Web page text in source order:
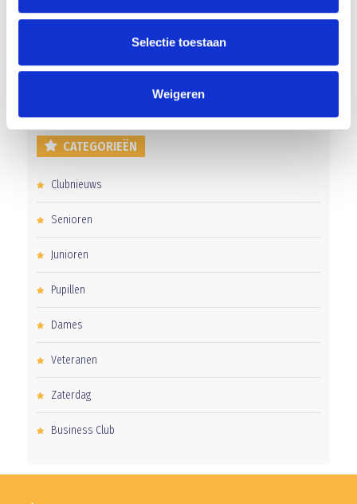
Selectie toestaan
Weigeren
Uitnodiging voor de EXTRA Algemene Ledenvergadering
Word jij de volgende Pupil van de Week bij BlauwGeel?
CATEGORIEËN
Clubnieuws
Senioren
Junioren
Pupillen
Dames
Veteranen
Zaterdag
Business Club